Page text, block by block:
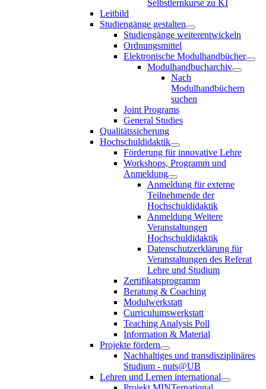
Selbstlernkurse zu KI
Leitbild
Studiengänge gestalten
Studiengänge weiterentwickeln
Ordnungsmittel
Elektronische Modulhandbücher
Modulhandbucharchiv
Nach
Modulhandbüchern
suchen
Joint Programs
General Studies
Qualitätssicherung
Hochschuldidaktik
Förderung für innovative Lehre
Workshops, Programm und
Anmeldung
Anmeldung für externe
Teilnehmende der
Hochschuldidaktik
Anmeldung Weitere
Veranstaltungen
Hochschuldidaktik
Datenschutzerklärung für
Veranstaltungen des Referat
Lehre und Studium
Zertifikatsprogramm
Beratung & Coaching
Modulwerkstatt
Curriculumswerkstatt
Teaching Analysis Poll
Information & Material
Projekte fördern
Nachhaltiges und transdisziplinäres
Studium - nuts@UB
Lehren und Lernen international